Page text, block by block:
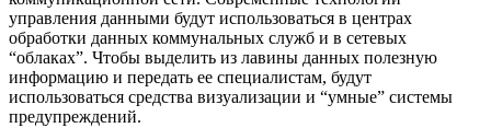
управления данными будут использоваться в центрах
обработки данных коммунальных служб и в сетевых
“облаках”. Чтобы выделить из лавины данных полезную
информацию и передать ее специалистам, будут
использоваться средства визуализации и “умные” системы
предупреждений.